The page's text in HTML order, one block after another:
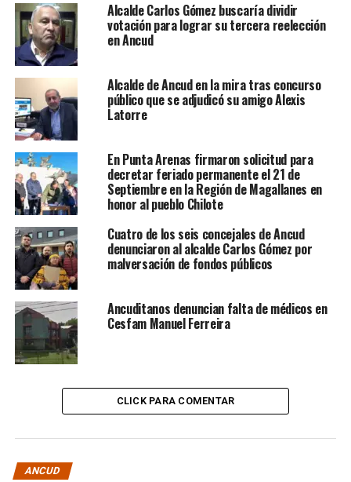
Alcalde Carlos Gómez buscaría dividir
votación para lograr su tercera reelección
en Ancud
Alcalde de Ancud en la mira tras concurso
público que se adjudicó su amigo Alexis
Latorre
En Punta Arenas firmaron solicitud para
decretar feriado permanente el 21 de
Septiembre en la Región de Magallanes en
honor al pueblo Chilote
Cuatro de los seis concejales de Ancud
denunciaron al alcalde Carlos Gómez por
malversación de fondos públicos
Ancuditanos denuncian falta de médicos en
Cesfam Manuel Ferreira
CLICK PARA COMENTAR
ANCUD